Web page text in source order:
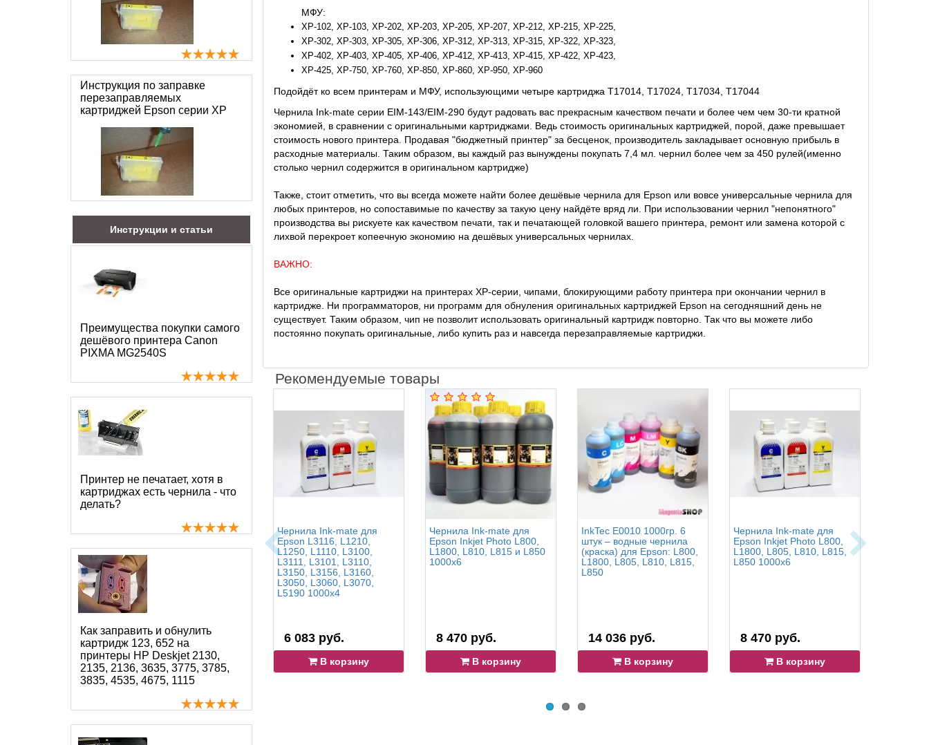
Инструкция по заправке
перезаправляемых
картриджей Epson серии XP
Инструкции и статьи
Преимущества покупки самого
дешёвого принтера Canon
PIXMA MG2540S
Принтер не печатает, хотя в
картриджах есть чернила - что
делать?
Как заправить и обнулить
картридж 123, 652 на
принтеры HP Deskjet 2130,
2135, 2136, 3635, 3775, 3785,
3835, 4535, 4675, 1115
МФУ:
XP-102, XP-103, XP-202, XP-203, XP-205, XP-207, XP-212, XP-215, XP-225,
XP-302, XP-303, XP-305, XP-306, XP-312, XP-313, XP-315, XP-322, XP-323,
XP-402, XP-403, XP-405, XP-406, XP-412, XP-413, XP-415, XP-422, XP-423,
XP-425, XP-750, XP-760, XP-850, XP-860, XP-950, XP-960
Подойдёт ко всем принтерам и МФУ, использующими четыре картриджа T17014, T17024, T17034, T17044
Чернила Ink-mate серии EIM-143/EIM-290 будут радовать вас прекрасным качеством печати и более чем чем 30-ти кратной
экономией, в сравнении с оригинальными картриджами. Ведь стоимость оригинальных картриджей, порой, даже превышает
стоимость нового принтера. Продавая "бюджетный принтер" за бесценок, производитель закладывает основную прибыль в
расходные материалы. Таким образом, вы каждый раз вынуждены покупать 7,4 мл. чернил более чем за 450 рулей(именно
столько чернил содержится в оригинальном картридже)
Также, стоит отметить, что вы всегда можете найти более дешёвые чернила для Epson или вовсе универсальные чернила для
любых принтеров, но сопоставимые по качеству за такую цену найдёте вряд ли. При использовании чернил "непонятного"
производства вы рискуете как качеством печати, так и печатающей головкой вашего принтера, ремонт или замена которой с
лихвой перекроет копеечную экономию на дешёвых универсальных чернилах.
ВАЖНО:
Все оригинальные картриджи на принтерах XP-серии, чипами, блокирующими работу принтера при окончании чернил в
картридже. Ни программаторов, ни программ для обнуления оригинальных картриджей Epson на сегодняшний день не
существует. Таким образом, чип не позволит использовать оригинальный картридж повторно. Так что вы можете либо
постоянно покупать оригинальные, либо купить раз и навсегда перезаправляемые картриджи.
Рекомендуемые товары
Чернила Ink-mate для
Epson L3116, L1210,
L1250, L1110, L3100,
L3111, L3101, L3110,
L3150, L3156, L3160,
L3050, L3060, L3070,
L5190 1000x4
6 083 руб.
В корзину
Чернила Ink-mate для
Epson Inkjet Photo L800,
L1800, L810, L815 и L850
1000x6
8 470 руб.
В корзину
InkTec E0010 1000гр. 6
штук – водные чернила
(краска) для Epson: L800,
L1800, L805, L810, L815,
L850
14 036 руб.
В корзину
Чернила Ink-mate для
Epson Inkjet Photo L800,
L1800, L805, L810, L815,
L850 1000x6
8 470 руб.
В корзину